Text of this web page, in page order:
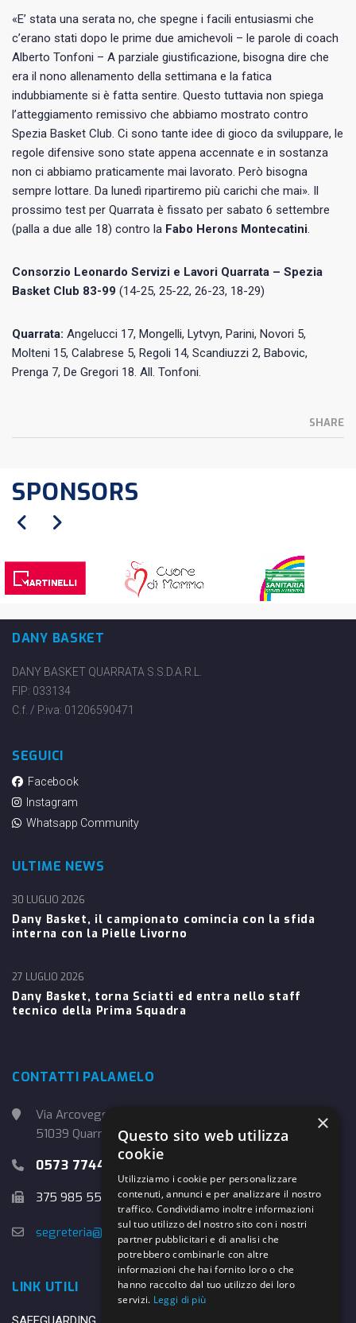
«E’ stata una serata no, che spegne i facili entusiasmi che
c’erano stati dopo le prime due amichevoli – le parole di coach
Alberto Tonfoni – A parziale giustificazione, bisogna dire che
era il nono allenamento della settimana e la fatica
indubbiamente si è fatta sentire. Questo tuttavia non spiega
l’atteggiamento remissivo che abbiamo mostrato contro
Spezia Basket Club. Ci sono tante idee di gioco da sviluppare, le
regole difensive sono state appena accennate e in sostanza
non ci abbiamo praticamente mai lavorato. Però bisogna
sempre lottare. Da lunedì ripartiremo più carichi che mai». Il
prossimo test per Quarrata è fissato per sabato 6 settembre
(palla a due alle 18) contro la Fabo Herons Montecatini.
Consorzio Leonardo Servizi e Lavori Quarrata – Spezia
Basket Club 83-99 (14-25, 25-22, 26-23, 18-29)
Quarrata: Angelucci 17, Mongelli, Lytvyn, Parini, Novori 5,
Molteni 15, Calabrese 5, Regoli 14, Scandiuzzi 2, Babovic,
Prenga 7, De Gregori 18. All. Tonfoni.
SHARE
SPONSORS
DANY BASKET
DANY BASKET QUARRATA S.S.D.A.R.L.
FIP: 033134
C.f. / P.iva: 01206590471
SEGUICI
Facebook
Instagram
Whatsapp Community
ULTIME NEWS
Dany Basket, il campionato comincia con la sfida
interna con la Pielle Livorno
30 LUGLIO 2026
Dany Basket, torna Sciatti ed entra nello staff
tecnico della Prima Squadra
27 LUGLIO 2026
CONTATTI PALAMELO
Via Arcoveggio, 4
51039 Quarrata (PT)
0573 774457
375 985 5526
segreteria@danybasket.it
LINK UTILI
×
Questo sito web utilizza
cookie
Utilizziamo i cookie per personalizzare
contenuti, annunci e per analizzare il nostro
traffico. Condividiamo inoltre informazioni
sul tuo utilizzo del nostro sito con i nostri
partner pubblicitari e di analisi che
potrebbero combinarle con altre
informazioni che hai fornito loro o che
hanno raccolto dal tuo utilizzo dei loro
servizi. Leggi di più